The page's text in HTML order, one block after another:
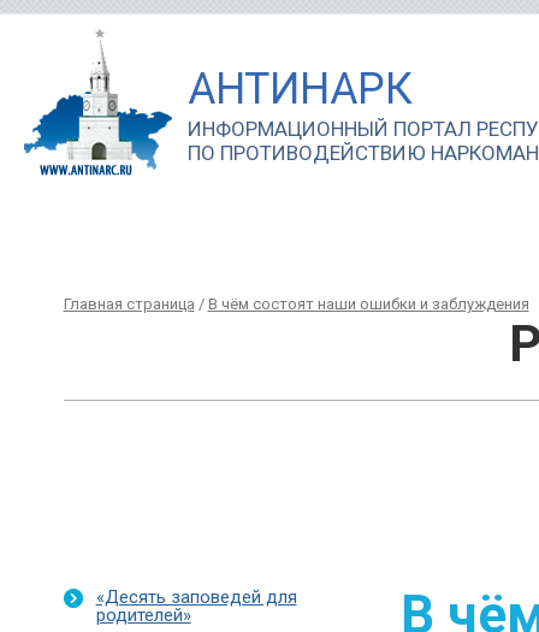
АНТИНАРК
ИНФОРМАЦИОННЫЙ ПОРТАЛ
ПО ПРОТИВОДЕЙСТВИЮ
Главная страница / В чём состоят наши ошибки и заблуждения
«Десять заповедей для
родителей»
В